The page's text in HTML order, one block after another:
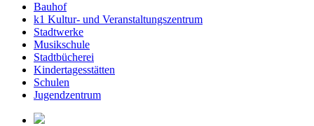
Bauhof
k1 Kultur- und Veranstaltungszentrum
Stadtwerke
Musikschule
Stadtbücherei
Kindertagesstätten
Schulen
Jugendzentrum